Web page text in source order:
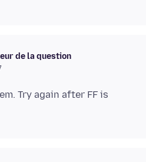
de la question
Try again after FF is